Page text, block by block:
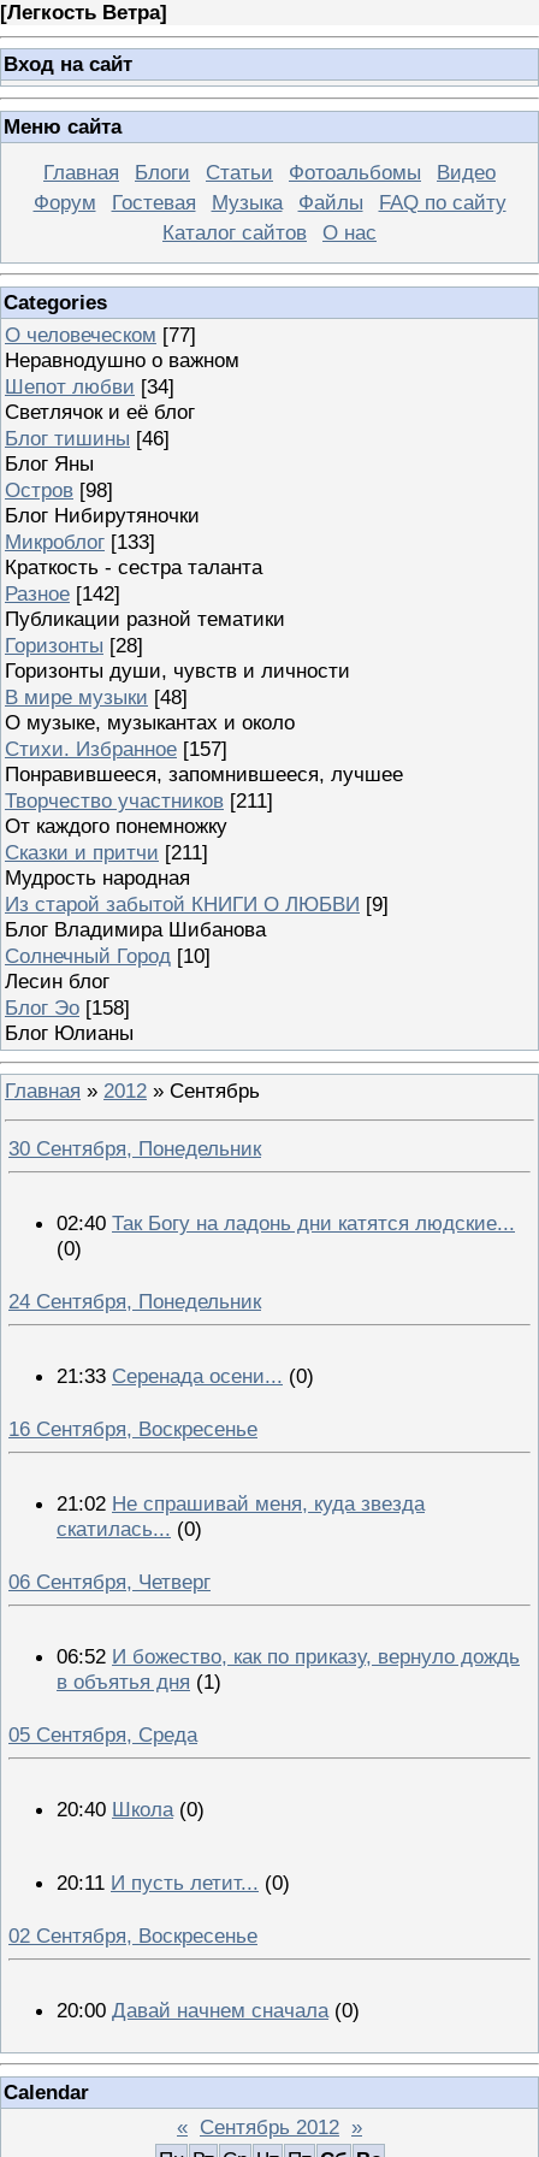
[Легкость Ветра]
Вход на сайт
Меню сайта
Главная
Блоги Статьи Фотоальбомы
Видео
Форум
Гостевая Музыка Файлы
FAQ по сайту
Каталог сайтов
О нас
Categories
О человеческом [77]
Неравнодушно о важном
Шепот любви [34]
Светлячок и её блог
Блог тишины [46]
Блог Яны
Остров [98]
Блог Нибирутяночки
Микроблог [133]
Краткость - сестра таланта
Разное [142]
Публикации разной тематики
Горизонты [28]
Горизонты души, чувств и личности
В мире музыки [48]
О музыке, музыкантах и около
Стихи. Избранное [157]
Понравившееся, запомнившееся, лучшее
Творчество участников [211]
От каждого понемножку
Сказки и притчи [211]
Мудрость народная
Из старой забытой КНИГИ О ЛЮБВИ [9]
Блог Владимира Шибанова
Солнечный Город [10]
Лесин блог
Блог Эо [158]
Блог Юлианы
Главная » 2012 » Сентябрь
30 Сентября, Понедельник
02:40 Так Богу на ладонь дни катятся людские...
(0)
24 Сентября, Понедельник
21:33 Серенада осени... (0)
16 Сентября, Воскресенье
21:02 Не спрашивай меня, куда звезда
скатилась... (0)
06 Сентября, Четверг
06:52 И божество, как по приказу, вернуло дождь
в объятья дня (1)
05 Сентября, Среда
20:40 Школа (0)
20:11 И пусть летит... (0)
02 Сентября, Воскресенье
20:00 Давай начнем сначала (0)
Calendar
« Сентябрь 2012 »